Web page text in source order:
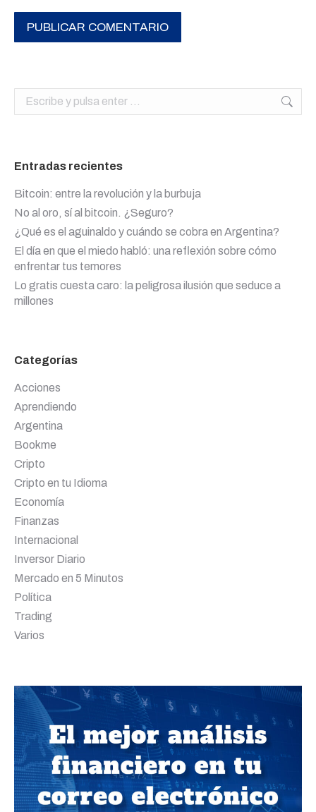
PUBLICAR COMENTARIO
Buscar:
Entradas recientes
Bitcoin: entre la revolución y la burbuja
No al oro, sí al bitcoin. ¿Seguro?
¿Qué es el aguinaldo y cuándo se cobra en Argentina?
El día en que el miedo habló: una reflexión sobre cómo
enfrentar tus temores
Lo gratis cuesta caro: la peligrosa ilusión que seduce a
millones
Categorías
Acciones
Aprendiendo
Argentina
Bookme
Cripto
Cripto en tu Idioma
Economía
Finanzas
Internacional
Inversor Diario
Mercado en 5 Minutos
Política
Trading
Varios